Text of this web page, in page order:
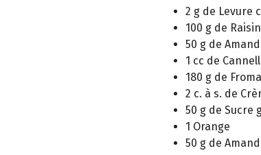
2 g de Levure
100 g de
50 g de
1 cc de
180 g de
2 c. à s. de
50 g de Sucre
1 Orange
50 g de